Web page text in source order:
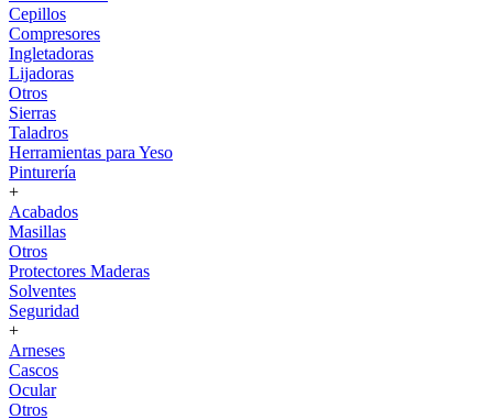
Cepillos
Compresores
Ingletadoras
Lijadoras
Otros
Sierras
Taladros
Herramientas para Yeso
Pinturería
+
Acabados
Masillas
Otros
Protectores Maderas
Solventes
Seguridad
+
Arneses
Cascos
Ocular
Otros